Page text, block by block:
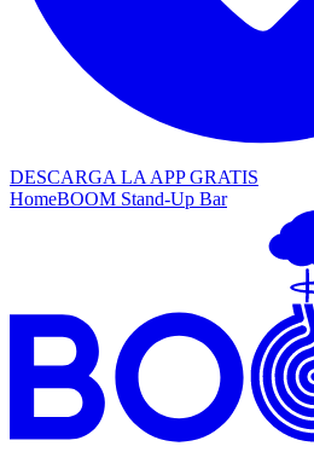
DESCARGA LA APP GRATIS
HomeBOOM Stand-Up Bar